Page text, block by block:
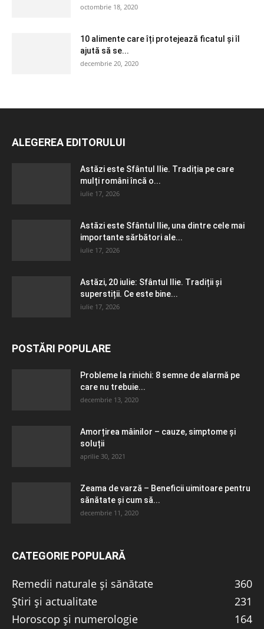
octombrie 18, 2020
10 alimente care îți protejează ficatul și îl
ajută să se...
decembrie 20, 2020
ALEGEREA EDITORULUI
Astăzi este Sfântul Ilie. Tradiția pe care
mulți români încă o...
iulie 17, 2026
Astăzi este Sfântul Ilie, una dintre cele mai
importante sărbători ale...
iulie 17, 2026
Astăzi, 20 iulie: Sfântul Ilie. Tradiții și
superstiții. Ce este bine...
iulie 17, 2026
POSTĂRI POPULARE
Probleme la rinichi: 8 semne de alarmă pe
care nu trebuie...
decembrie 13, 2020
Amorțirea mâinilor – cauze, simptome și
soluții
aprilie 30, 2021
Zeama de varză – Beneficii uimitoare pentru
sănătate și cum să...
decembrie 11, 2020
CATEGORIE POPULARĂ
Remedii naturale și sănătate
360
Știri și actualitate
231
Horoscop și numerologie
164